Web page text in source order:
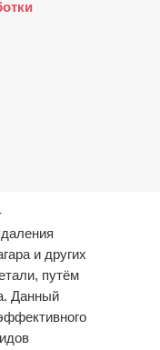
и других
путём
Данный